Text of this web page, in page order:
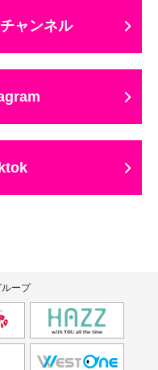
ャンネル
ープ